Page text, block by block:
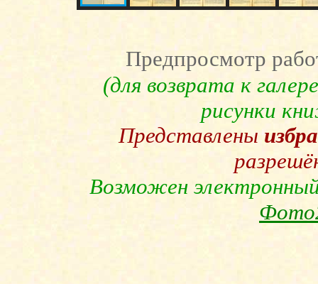
Предпросмотр
(для возврата к
рисунки
Представлены
Возможен